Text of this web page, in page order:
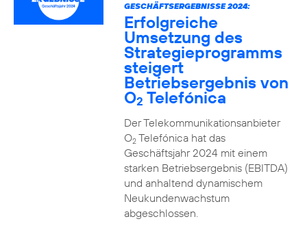
GESCHÄFTSERGEBNISSE 2024:
Erfolgreiche
Umsetzung des
Strategieprogramms
steigert
Betriebsergebnis von
O2 Telefónica
Der Telekommunikationsanbieter
O2Telefónica hat das
Geschäftsjahr 2024 mit einem
starken Betriebsergebnis (EBITDA)
und anhaltend dynamischem
Neukundenwachstum
abgeschlossen.